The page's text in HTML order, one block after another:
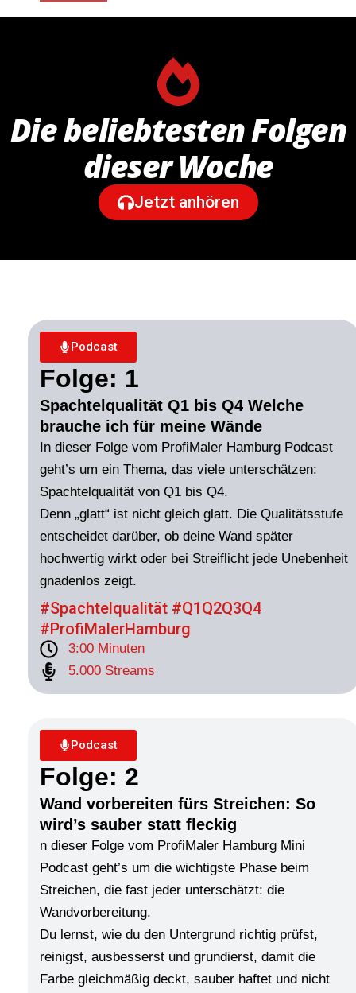
Die beliebtesten Folgen
dieser Woche
Jetzt anhören
Podcast
Folge: 1
Spachtelqualität Q1 bis Q4 Welche
brauche ich für meine Wände
In dieser Folge vom ProfiMaler Hamburg Podcast
geht’s um ein Thema, das viele unterschätzen:
Spachtelqualität von Q1 bis Q4.
Denn „glatt“ ist nicht gleich glatt. Die Qualitätsstufe
entscheidet darüber, ob deine Wand später
hochwertig wirkt oder bei Streiflicht jede Unebenheit
gnadenlos zeigt.
#Spachtelqualität #Q1Q2Q3Q4
#ProfiMalerHamburg
3:00 Minuten
5.000 Streams
Podcast
Folge: 2
Wand vorbereiten fürs Streichen: So
wird’s sauber statt fleckig
n dieser Folge vom ProfiMaler Hamburg Mini
Podcast geht’s um die wichtigste Phase beim
Streichen, die fast jeder unterschätzt: die
Wandvorbereitung.
Du lernst, wie du den Untergrund richtig prüfst,
reinigst, ausbesserst und grundierst, damit die
Farbe gleichmäßig deckt, sauber haftet und nicht